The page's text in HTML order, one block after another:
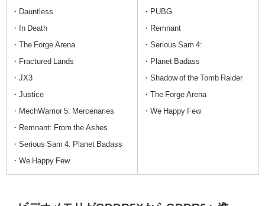
・Dauntless
・In Death
・The Forge Arena
・Fractured Lands
・JX3
・Justice
・MechWarrior 5: Mercenaries
・Remnant: From the Ashes
・Serious Sam 4: Planet Badass
・We Happy Few
・PUBG
・Remnant
・Serious Sam 4:
・Planet Badass
・Shadow of the Tomb Raider
・The Forge Arena
・We Happy Few